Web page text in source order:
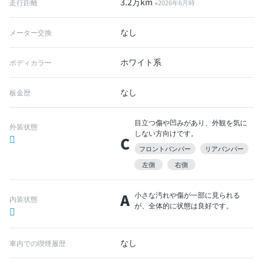
走行距離 ※2026年6月時
メーター交換 なし
ボディカラー ホワイト系
板金歴 なし
外装状態
C
目立つ傷や凹みがあり、外観を気に
しない方向けです。
フロントバンパー
リアバンパー
左側
右側
内装状態 A 小さな汚れや傷が一部に見られる
が、全体的に状態は良好です。
車内での喫煙履歴 なし